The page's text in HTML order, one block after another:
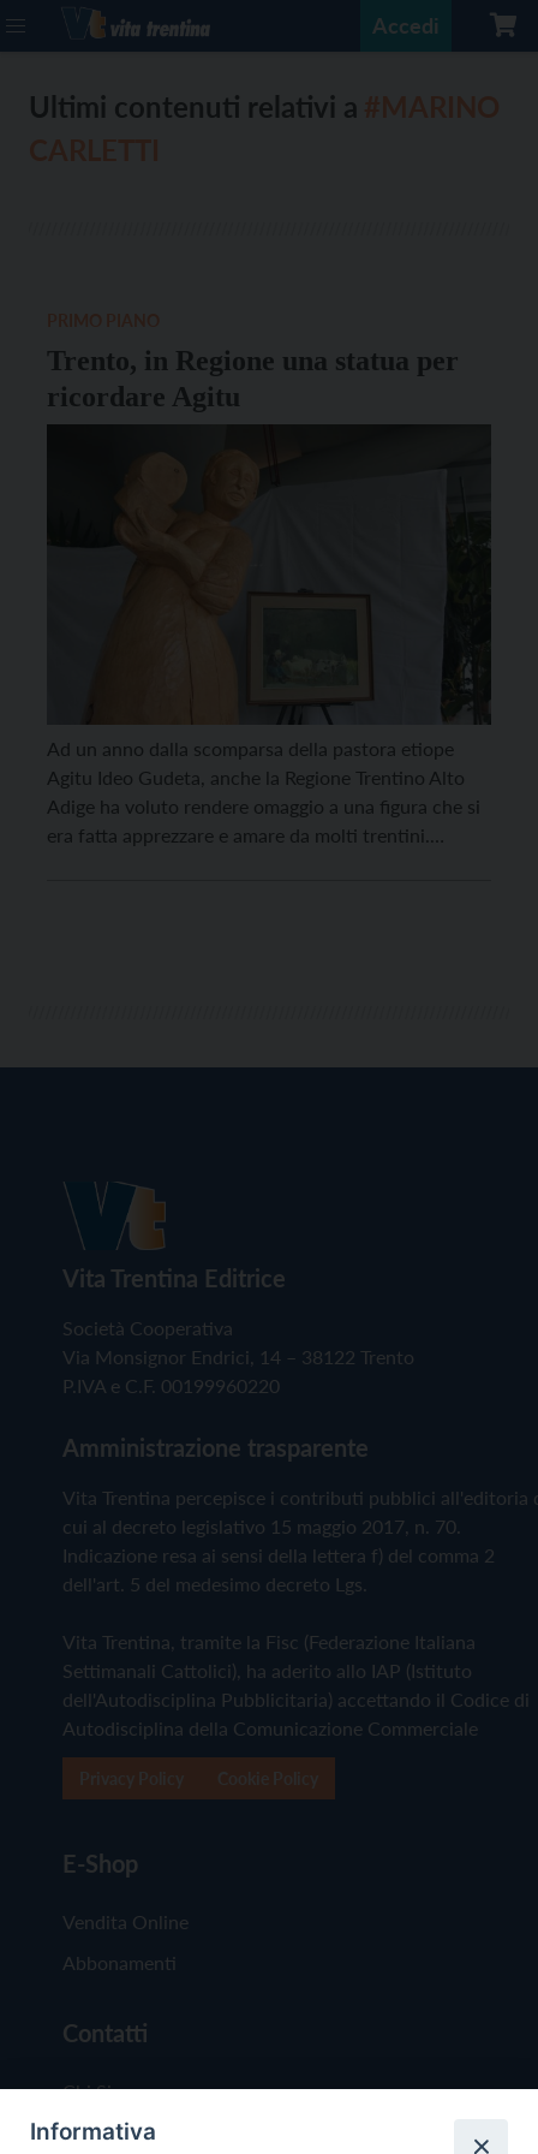
Accedi
Ultimi contenuti relativi a
Trento, in Regione una statua per
ricordare Agitu
Ad un anno dalla scomparsa della pastora etiope
Agitu Ideo Gudeta, anche la Regione Trentino Alto
Adige ha voluto rendere omaggio a una figura che si
era fatta apprezzare e amare da molti trentini.
Vita Trentina Editrice
Società Cooperativa
Via Monsignor Endrici, 14 – 38122 Trento
P.IVA e C.F. 00199960220
Amministrazione trasparente
Vita Trentina percepisce i contributi pubblici all'editoria
cui al decreto legislativo 15 maggio 2017, n. 70.
Indicazione resa ai sensi della lettera f) del comma 2
dell'art. 5 del medesimo decreto Lgs.
Vita Trentina, tramite la Fisc (Federazione Italiana
Settimanali Cattolici), ha aderito allo IAP (Istituto
dell'Autodisciplina Pubblicitaria) accettando il Codice di
Autodisciplina della Comunicazione Commerciale
E-Shop
Vendita Online
Abbonamenti
Contatti
Chi Siamo
Redazione
Informativa